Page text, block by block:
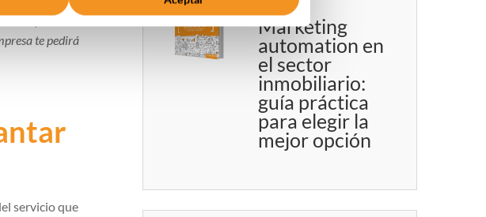
etc. Si los
te pedirá
servicio que
Marketing
automation en
el sector
inmobiliario:
guía práctica
para elegir la
mejor opción